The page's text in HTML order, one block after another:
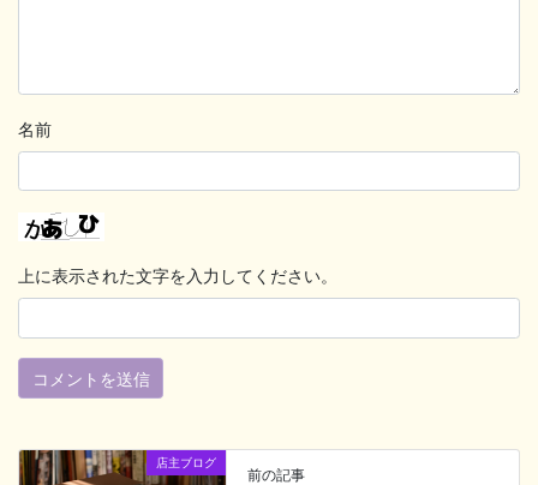
名前
上に表示された文字を入力してください。
店主ブログ
前の記事